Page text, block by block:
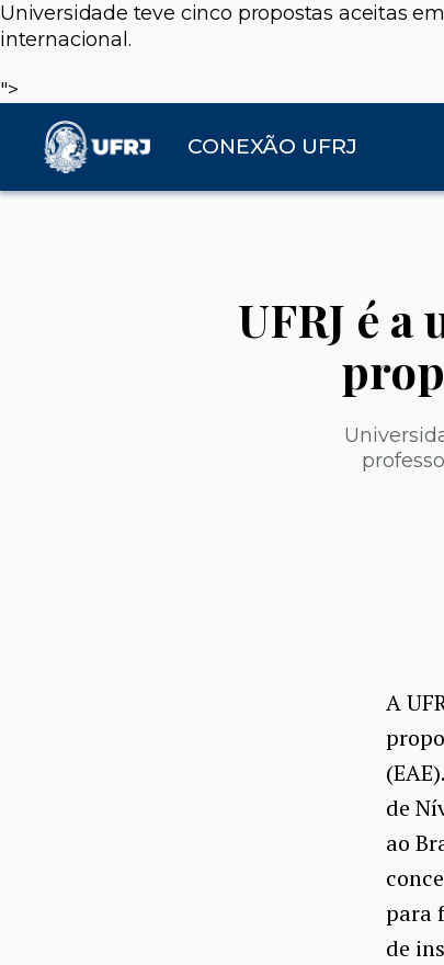
Universidade teve cinco propostas aceitas
internacional.
">
CONEXÃO UFRJ
UFRJ é
A
de
ao
para
de